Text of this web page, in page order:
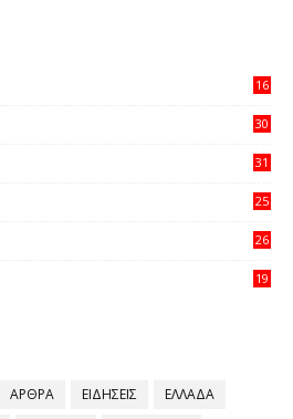
16
30
31
25
26
19
ΑΡΘΡΑ ΕΙΔΗΣΕΙΣ
ΕΛΛΑΔΑ